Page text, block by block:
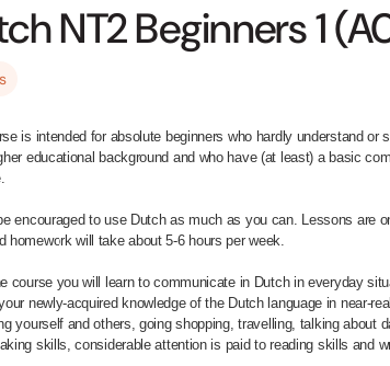
NT2 Beginners 1
is intended for absolute beginners who hardly understand or
educational background and who have (at least) a basic
encouraged to use Dutch as much as you can. Lessons are
homework will take about 5-6 hours per week.
course you will learn to communicate in Dutch in everyday
newly-acquired knowledge of the Dutch language in near-
yourself and others, going shopping, travelling, talking about
skills, considerable attention is paid to reading skills and